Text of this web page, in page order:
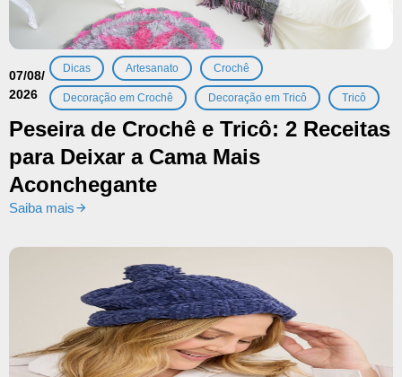
07/08/
2026
Dicas , Artesanato , Crochê ,
Decoração em Crochê , Decoração em Tricô , Tricô
Peseira de Crochê e Tricô: 2 Receitas
para Deixar a Cama Mais
Aconchegante
Saiba mais